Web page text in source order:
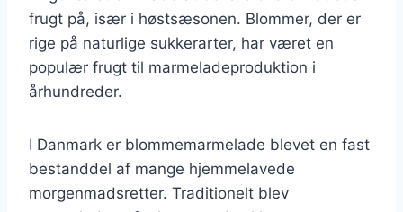
frugt på, især i høstsæsonen. Blommer, der er
rige på naturlige sukkerarter, har været en
populær frugt til marmeladeproduktion i
århundreder.
I Danmark er blommemarmelade blevet en fast
bestanddel af mange hjemmelavede
morgenmadsretter. Traditionelt blev